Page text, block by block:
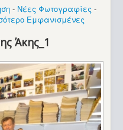
- Νέες Φωτογραφίες -
Εμφανισμένες
Άκης_1